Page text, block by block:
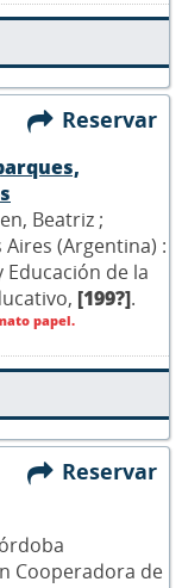
Reservar
Beatriz ;
Aires (Argentina) :
de la
[199?].
papel.
Reservar
Cooperadora de